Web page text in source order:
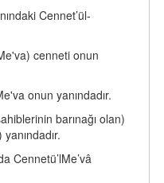
Cennet’ül-
cenneti onun
onun yanındadır.
barınağı olan)
Cennetü’lMe’vâ